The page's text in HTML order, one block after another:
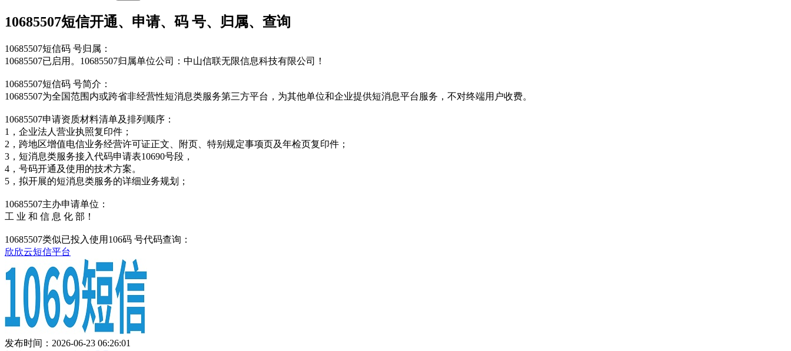
10685507短信开通、申请、码 号、归属、查询
10685507短信码 号归属：
10685507已启用。10685507归属单位公司：中山信联无限信息科技有限公司！
10685507短信码 号简介：
10685507为全国范围内或跨省非经营性短消息类服务第三方平台，为其他单位和企业提供短消息平台服务，不对终端用户收费。
10685507申请资质材料清单及排列顺序：
1，企业法人营业执照复印件；
2，跨地区增值电信业务经营许可证正文、附页、特别规定事项页及年检页复印件；
3，短消息类服务接入代码申请表10690号段，
4，号码开通及使用的技术方案。
5，拟开展的短消息类服务的详细业务规划；
10685507主办申请单位：
工 业 和 信 息 化 部！
10685507类似已投入使用106码 号代码查询：
欣欣云短信平台
发布时间：2026-06-23 06:26:01